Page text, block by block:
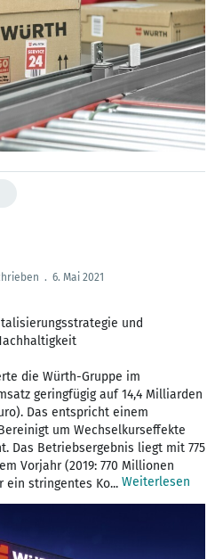
. 6. Mai 2021
und
die Würth-Gruppe im
geringfügig auf 14,4 Milliarden
Das entspricht einem
um Wechselkurseffekte
Das Betriebsergebnis liegt mit 775
Vorjahr (2019: 770 Millionen
ein stringentes Ko... Weiterlesen